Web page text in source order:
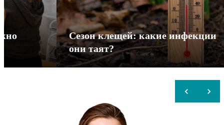
Сезон клещей: какие инфекции
они таят?